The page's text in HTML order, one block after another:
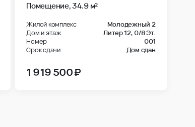
Помещение, 34.9 м²
Жилой комплекс
Молодежный 2
Дом и этаж
Литер 12, 0/8 Эт.
Номер
001
Срок сдачи
Дом сдан
1 919 500 ₽